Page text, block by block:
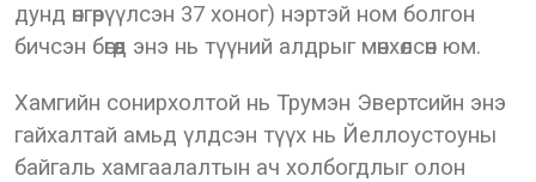
дунд өнгөрүүлсэн 37 хоног) нэртэй ном болгон
бичсэн бөгөөд энэ нь түүний алдрыг мөнхөлсөн юм.
Хамгийн сонирхолтой нь Трумэн Эвертсийн энэ
гайхалтай амьд үлдсэн түүх нь Йеллоустоуны
байгаль хамгаалалтын ач холбогдлыг олон